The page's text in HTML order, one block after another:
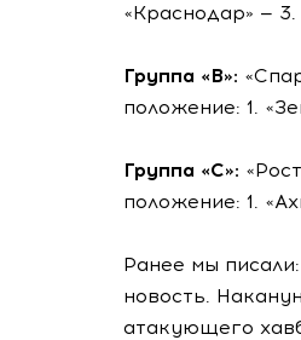
«Краснодар» —
Группа «В»:
положение: 1.
Группа «С»:
положение: 1.
Ранее мы писали:
новость.
атакующего